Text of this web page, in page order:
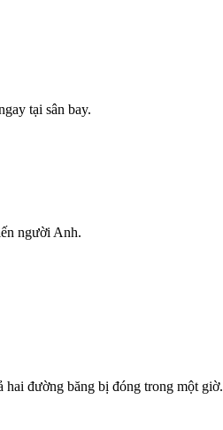
tại sân bay.
người Anh.
đường băng bị đóng trong một giờ.